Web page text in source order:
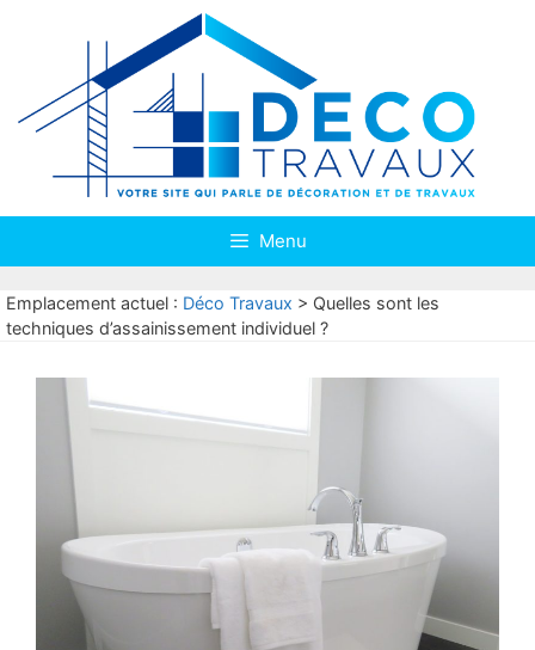
Menu
Emplacement actuel : Déco Travaux > Quelles sont les
techniques d’assainissement individuel ?